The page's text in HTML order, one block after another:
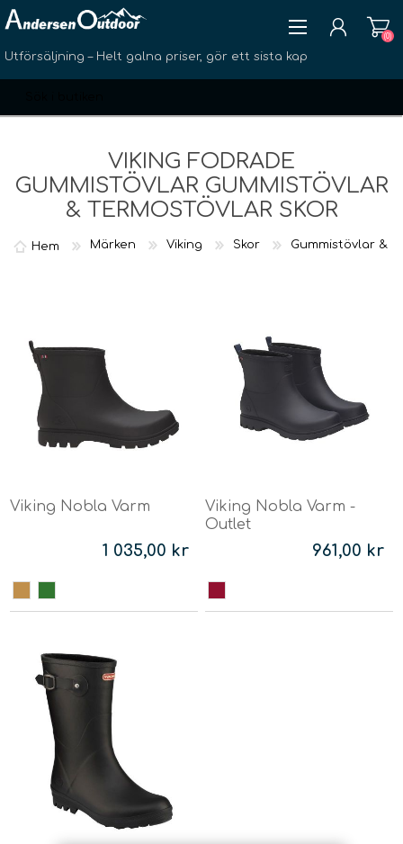
Utförsäljning – Helt galna priser, gör ett sista kap
SKAPA KONTO
LOGGA IN
(0)
VIKING FODRADE
GUMMISTÖVLAR GUMMISTÖVLAR
& TERMOSTÖVLAR SKOR
Hem Märken Viking Skor Gummistövlar &
Viking Nobla Varm
1 035,00 kr
Viking Nobla Varm -
Outlet
961,00 kr